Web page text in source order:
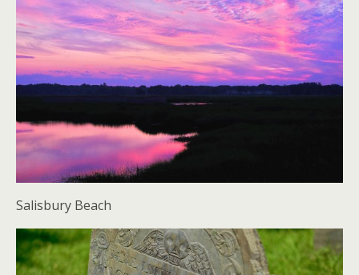
Salisbury Beach